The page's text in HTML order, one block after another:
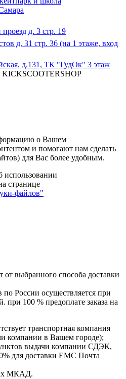
д. 3 стр. 19
д. 31 стр. 36 (на 1 этаже, вход
д.131, ТК "ГудОк" 3 этаж
о Вашем
и помогают нам сделать
для Вас более удобным.
странице
файлов"
от выбранного способа доставки
по России осуществляется при
при 100 % предоплате заказа на
транспортная компания
компании в Вашем городе);
выдачи компании СДЭК,
для доставки ЕМС Почта
МКАД.